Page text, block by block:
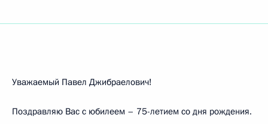
Уважаемый Павел Джибраелович!
Поздравляю Вас с юбилеем – 75-летием со дня рождения.